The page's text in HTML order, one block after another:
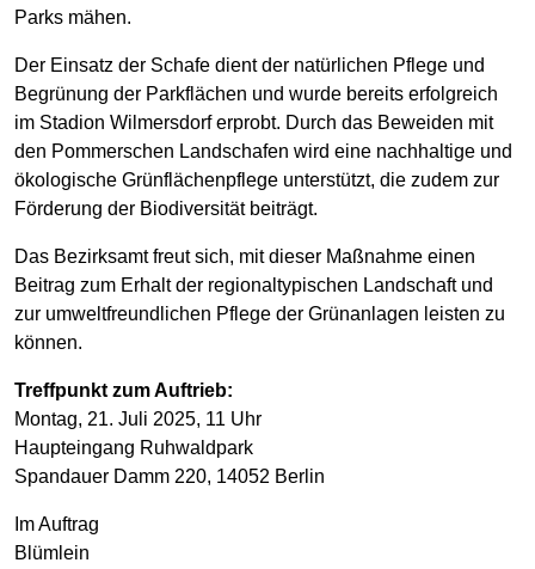
Parks mähen.
Der Einsatz der Schafe dient der natürlichen Pflege und
Begrünung der Parkflächen und wurde bereits erfolgreich
im Stadion Wilmersdorf erprobt. Durch das Beweiden mit
den Pommerschen Landschafen wird eine nachhaltige und
ökologische Grünflächenpflege unterstützt, die zudem zur
Förderung der Biodiversität beiträgt.
Das Bezirksamt freut sich, mit dieser Maßnahme einen
Beitrag zum Erhalt der regionaltypischen Landschaft und
zur umweltfreundlichen Pflege der Grünanlagen leisten zu
können.
Treffpunkt zum Auftrieb:
Montag, 21. Juli 2025, 11 Uhr
Haupteingang Ruhwaldpark
Spandauer Damm 220, 14052 Berlin
Im Auftrag
Blümlein